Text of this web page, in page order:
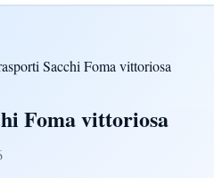
Sacchi Foma vittoriosa
Foma vittoriosa